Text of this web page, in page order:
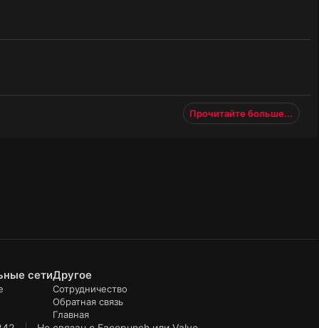
Прочитайте больше...
сетиДругое
Сотрудничество
Обратная связь
Главная